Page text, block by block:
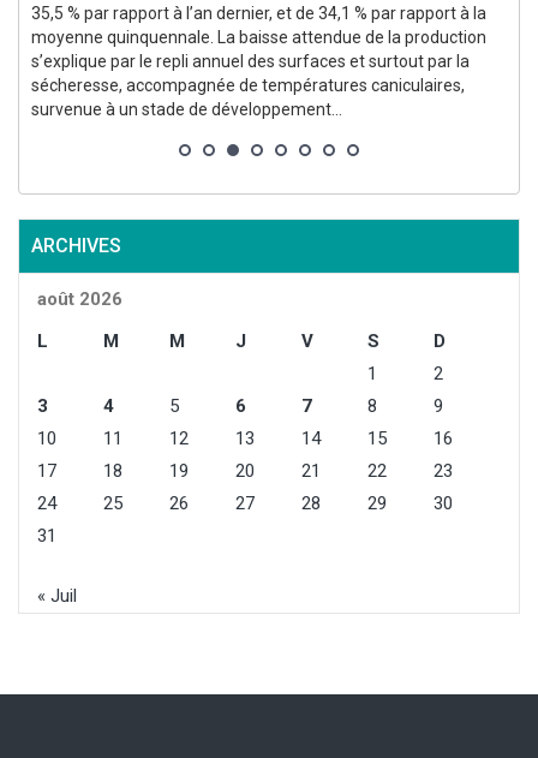
35,5 % par rapport à l’an dernier, et de 34,1 % par rapport à la
moyenne quinquennale. La baisse attendue de la production
s’explique par le repli annuel des surfaces et surtout par la
sécheresse, accompagnée de températures caniculaires,
survenue à un stade de développement...
ARCHIVES
août 2026
L
M M J V S
D
1
2
3
4 5 6 7 8
9
10
11 12 13 14 15
16
17
18 19 20 21 22
23
24
25 26 27 28 29
30
31
« Juil